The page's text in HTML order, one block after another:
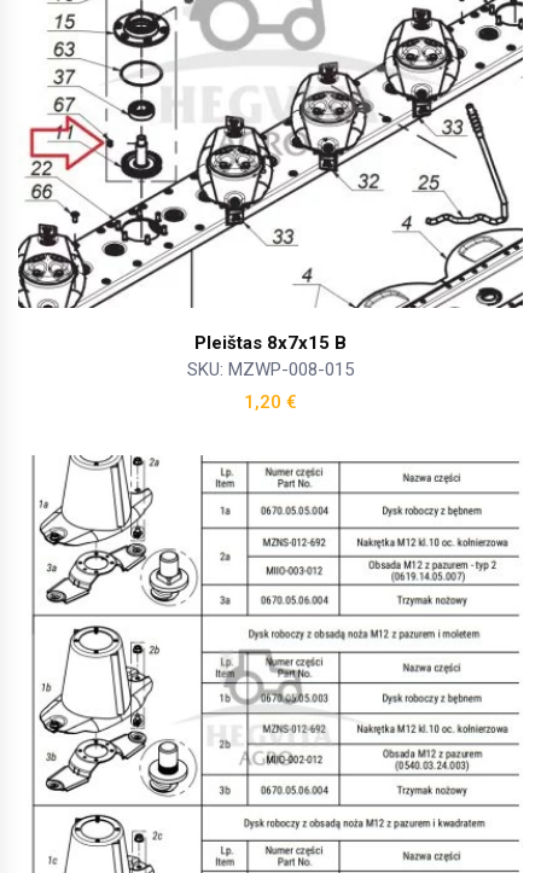
Pleištas 8x7x15 B
SKU: MZWP-008-015
1,20 €